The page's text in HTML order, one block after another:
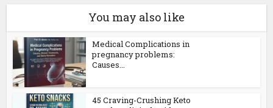
You may also like
Medical Complications in
pregnancy problems:
Causes...
45 Craving-Crushing Keto